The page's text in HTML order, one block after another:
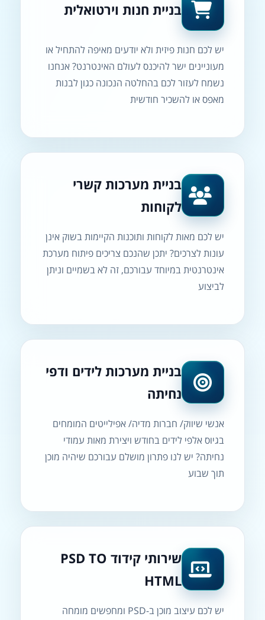
בניית חנות וירטואלית
יש לכם חנות פיזית ולא יודעים מאיפה להתחיל או
מעוניינים ישר להיכנס לעולם האינטרנט? אנחנו
נשמח לעזור לכם בהחלטה הנכונה כגון לבנות
מאפס או להשכיר חודשית
בניית מערכות קשרי
לקוחות
יש לכם מאות לקוחות ותוכנות הקיימות בשוק אינן
עונות לצרכים? יתכן שהנכם צריכים פיתוח מערכת
אינטרנטית במיוחד עבורכם, זה לא בשמיים וניתן
לביצוע
בניית מערכות לידים ודפי
נחיתה
אנשי שיווק/ חברות מדיה/ אפילייטים המומחים
בגיוס אלפי לידים בחודש ויצירת מאות עמודי
נחיתה? יש לנו פתרון מושלם עבורכם שיהיה מוכן
תוך שבוע
שירותי קידוד PSD TO
HTML
יש לכם עיצוב מוכן ב-PSD ומחפשים מומחה